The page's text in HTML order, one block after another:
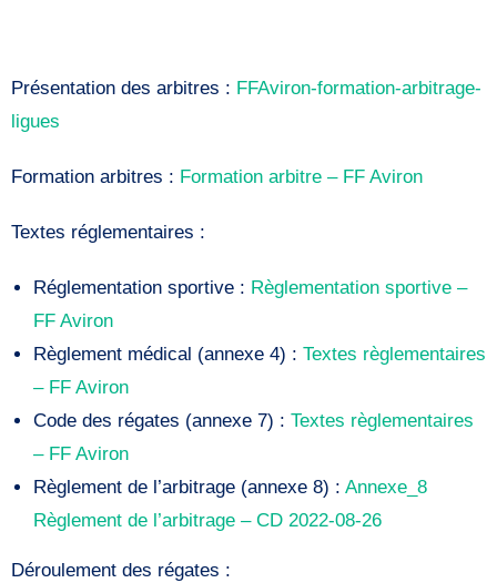
Présentation des arbitres : FFAviron-formation-arbitrage-
ligues
Formation arbitres : Formation arbitre – FF Aviron
Textes réglementaires :
Réglementation sportive : Règlementation sportive –
FF Aviron
Règlement médical (annexe 4) : Textes règlementaires
– FF Aviron
Code des régates (annexe 7) : Textes règlementaires
– FF Aviron
Règlement de l’arbitrage (annexe 8) : Annexe_8
Règlement de l’arbitrage – CD 2022-08-26
Déroulement des régates :